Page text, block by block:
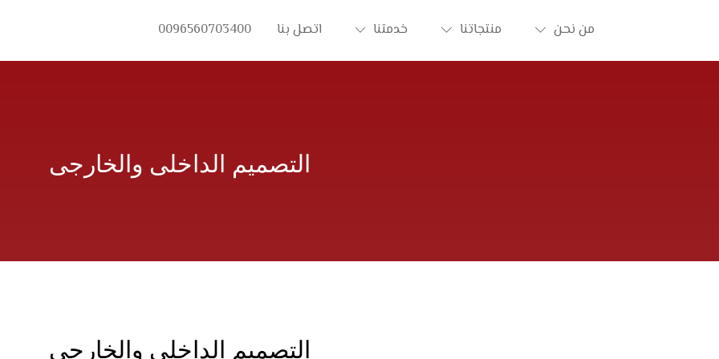
من نحن منتجاتنا خدمتنا اتصل بنا 0096560703400
التصميم الداخلى والخارجى
التصميم الداخلى والخارجى